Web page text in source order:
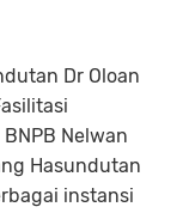
Dr Oloan
Nelwan
Hasundutan
instansi